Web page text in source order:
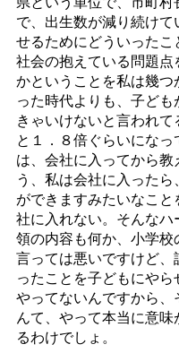
で、出生数が減り続け
せるためにどういった
社会の抱えている問題
かということを私は幾
った時代よりも、子ど
きゃいけないと言われ
と１．８倍ぐらいにな
は、会社に入ってから
う、私は会社に入った
ができますみたいなこ
社に入れない。そんな
領の内容も何か、小学校
言っては悪いですけど
ったことを子どもにや
やってないんですから
んて、やって本当に意
るわけでしょ。